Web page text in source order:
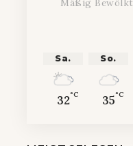
Mäßig Bewölkt
Sa.
32°C
So.
35°C